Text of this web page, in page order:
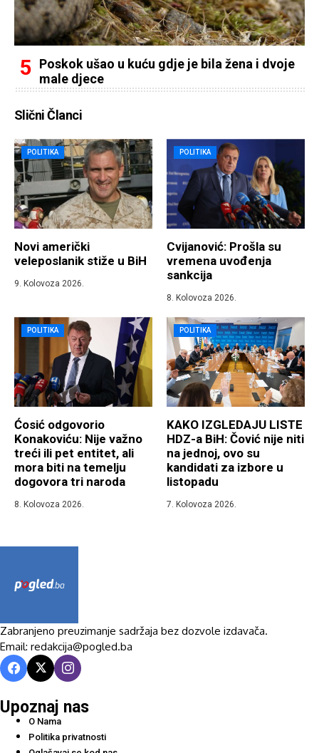
Poskok ušao u kuću gdje je bila žena i dvoje
male djece
Slični Članci
POLITIKA
Novi američki
veleposlanik stiže u BiH
9. Kolovoza 2026.
POLITIKA
Cvijanović: Prošla su
vremena uvođenja
sankcija
8. Kolovoza 2026.
POLITIKA
Ćosić odgovorio
Konakoviću: Nije važno
treći ili pet entitet, ali
mora biti na temelju
dogovora tri naroda
8. Kolovoza 2026.
POLITIKA
KAKO IZGLEDAJU LISTE
HDZ-a BiH: Čović nije niti
na jednoj, ovo su
kandidati za izbore u
listopadu
7. Kolovoza 2026.
Zabranjeno preuzimanje sadržaja bez dozvole izdavača.
Email: redakcija@pogled.ba
Upoznaj nas
O Nama
Politika privatnosti